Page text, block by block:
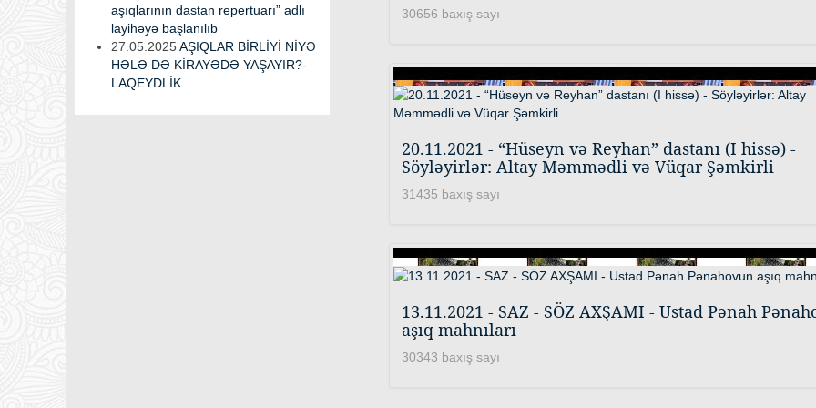
30656 baxış sayı
20.11.2021 - “Hüseyn və Reyhan” dastanı (I hissə) -
Söyləyirlər: Altay Məmmədli və Vüqar Şəmkirli
31435 baxış sayı
13.11.2021 - SAZ - SÖZ AXŞAMI - Ustad Pənah
aşıq mahnıları
30343 baxış sayı
aşıqlarının dastan repertuarı” adlı
layihəyə başlanılıb
27.05.2025AŞIQLAR BİRLİYİ NİYƏ
HƏLƏ DƏ KİRAYƏDƏ YAŞAYIR?-
LAQEYDLİK